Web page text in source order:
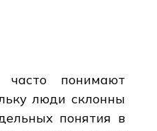
часто понимают
люди склонны
понятия в